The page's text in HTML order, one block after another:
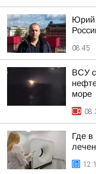
Юрий
08:45
ВСУ
море
Где в